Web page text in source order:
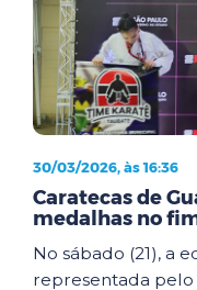
30/03/2026, às 16:36
Caratecas de
medalhas no
No sábado (21), a
representada pelo